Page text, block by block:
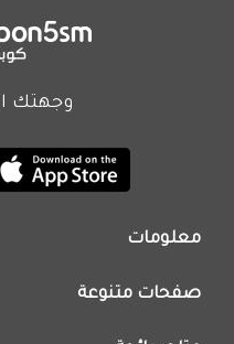
وجهتك
معلومات
اتصل بنا
اعلن معنا
صفحات متنوعة